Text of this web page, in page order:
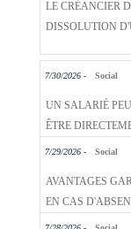
LE CRÉANCIER
DISSOLUTION
7/30/2026 - Social
UN SALARIÉ
ÊTRE
7/29/2026 - Social
AVANTAGES
EN CAS